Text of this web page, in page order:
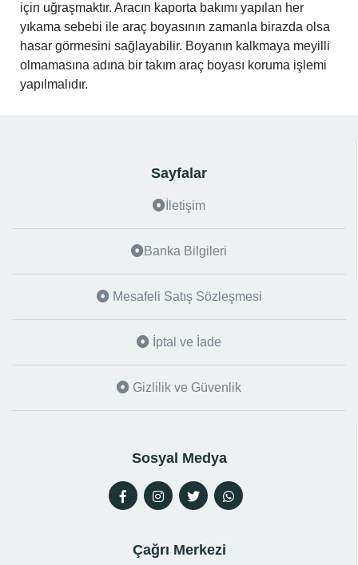
için uğraşmaktır. Aracın kaporta bakımı yapılan her
yıkama sebebi ile araç boyasının zamanla birazda olsa
hasar görmesini sağlayabilir. Boyanın kalkmaya meyilli
olmamasına adına bir takım araç boyası koruma işlemi
yapılmalıdır.
Sayfalar
İletişim
Banka Bilgileri
Mesafeli Satış Sözleşmesi
İptal ve İade
Gizlilik ve Güvenlik
Sosyal Medya
Çağrı Merkezi